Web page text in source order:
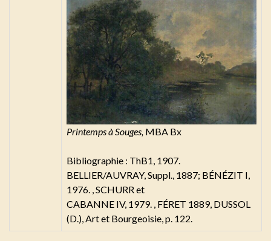
Printemps à Souges, MBA Bx
Bibliographie : ThB1, 1907.
BELLIER/AUVRAY, Suppl., 1887; BÉNÉZIT I,
1976. , SCHURR et
CABANNE IV, 1979. , FÉRET 1889, DUSSOL
(D.), Art et Bourgeoisie, p. 122.